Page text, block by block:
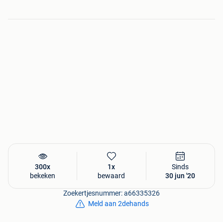
Wij helpen je graag in de zoektocht naar jouw container!
300x
bekeken
1x
bewaard
Sinds
30 jun '20
Zoekertjesnummer: a66335326
Meld aan 2dehands